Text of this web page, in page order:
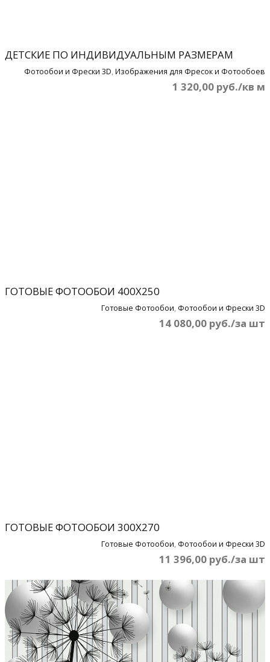
ДЕТСКИЕ ПО ИНДИВИДУАЛЬНЫМ РАЗМЕРАМ
Фотообои и Фрески 3D,Изображения для Фресок и Фотообоев
1 320,00 руб./кв м
ГОТОВЫЕ ФОТООБОИ 400Х250
Готовые Фотообои, Фотообои и Фрески 3D
14 080,00 руб./за шт
ГОТОВЫЕ ФОТООБОИ 300Х270
Готовые Фотообои, Фотообои и Фрески 3D
11 396,00 руб./за шт